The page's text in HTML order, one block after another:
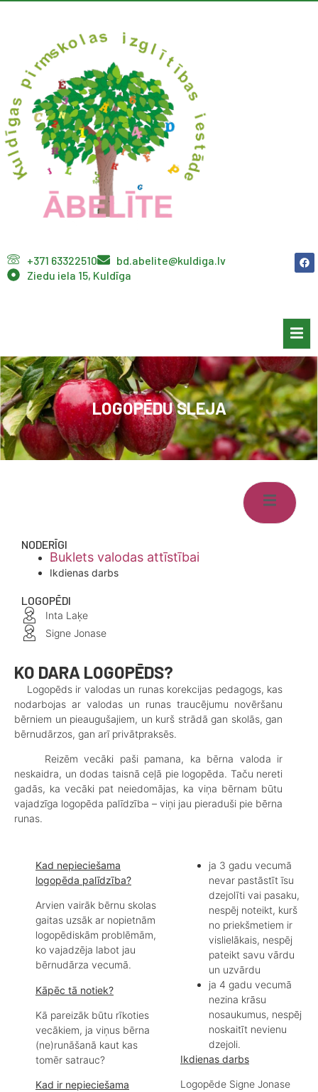
+371 63322510
bd.abelite@kuldiga.lv
Ziedu iela 15, Kuldīga
LOGOPĒDU SLEJA
NODERĪGI
Buklets valodas attīstībai
Ikdienas darbs
LOGOPĒDI
Inta Laķe
Signe Jonase
KO DARA LOGOPĒDS?
Logopēds ir valodas un runas korekcijas pedagogs, kas
nodarbojas ar valodas un runas traucējumu novēršanu
bērniem un pieaugušajiem, un kurš strādā gan skolās, gan
bērnudārzos, gan arī privātpraksēs.
Reizēm vecāki paši pamana, ka bērna valoda ir
neskaidra, un dodas taisnā ceļā pie logopēda. Taču nereti
gadās, ka vecāki pat neiedomājas, ka viņa bērnam būtu
vajadzīga logopēda palīdzība – viņi jau pieraduši pie bērna
runas.
Kad nepieciešama
logopēda palīdzība?
Arvien vairāk bērnu skolas
gaitas uzsāk ar nopietnām
logopēdiskām problēmām,
ko vajadzēja labot jau
bērnudārza vecumā.
Kāpēc tā notiek?
Kā pareizāk būtu rīkoties
vecākiem, ja viņus bērna
(ne)runāšanā kaut kas
tomēr satrauc?
Kad ir nepieciešama
ja 3 gadu vecumā
nevar pastāstīt īsu
dzejolīti vai pasaku,
nespēj noteikt, kurš
no priekšmetiem ir
vislielākais, nespēj
pateikt savu vārdu
un uzvārdu
ja 4 gadu vecumā
nezina krāsu
nosaukumus, nespēj
noskaitīt nevienu
dzejoli.
Ikdienas darbs
Logopēde Signe Jonase